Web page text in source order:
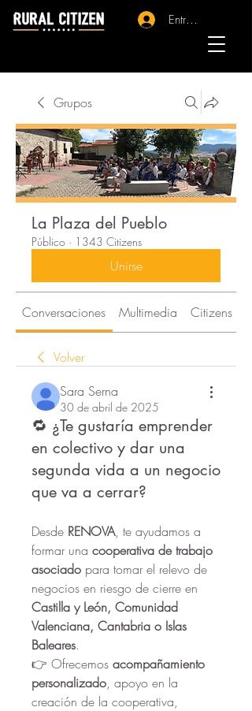
Entrar - Registro
Grupos
La Plaza del Pueblo
Público · 1343 Citizens
Unirse
Conversaciones Multimedia Citizens
Volver
Sara Serna
30 de abril de 2025
🔁 ¿Te gustaría emprender
en colectivo y dar una
segunda vida a un negocio
que va a cerrar?
Desde RENOVA, te ayudamos a
formar una cooperativa de trabajo
asociado para tomar el relevo de
Castilla y León, Comunidad
Valenciana, Cantabria o Islas
Baleares.
👉 Ofrecemos acompañamiento
personalizado, apoyo en la
creación de la cooperativa,